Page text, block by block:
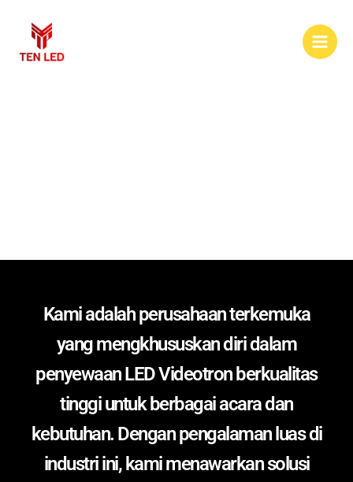
content
Kami adalah perusahaan terkemuka
yang mengkhususkan diri dalam
penyewaan LED Videotron berkualitas
tinggi untuk berbagai acara dan
kebutuhan. Dengan pengalaman luas di
industri ini, kami menawarkan solusi